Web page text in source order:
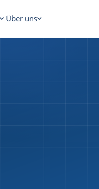
Über uns